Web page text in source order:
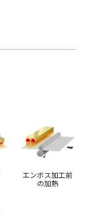
エンボス加工前
の加熱